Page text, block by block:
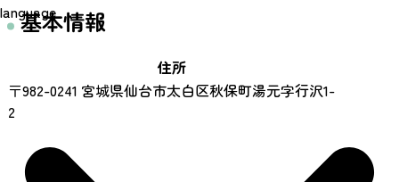
language
基本情報
住所
〒982-0241 宮城県仙台市太白区秋保町湯元字行沢1-
2